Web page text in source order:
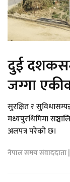
दुई
जग्गा
सुरक्षित र
मध्यपुरथिमिमा
अलपत्र परेको छ।
नेपाल समय संवाददाता |